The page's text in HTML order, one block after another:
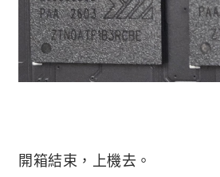
開箱結束，上機去。